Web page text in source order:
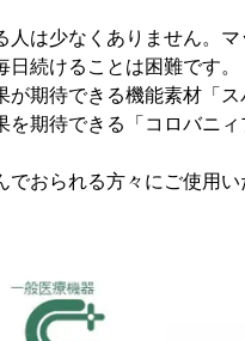
は少なくありません。
続けることは困難です。
期待できる機能素材「
期待できる「コロバニ
おられる方々にご使用い